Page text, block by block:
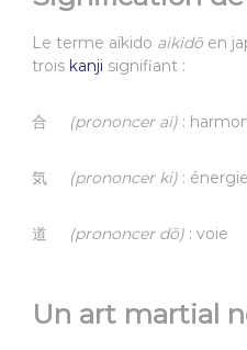
Le terme aïkido aikidōen
trois kanji signifiant :
合 (prononcer ai):
気 (prononcer ki) : énergie
道 (prononcer dō): voie
Un art martial